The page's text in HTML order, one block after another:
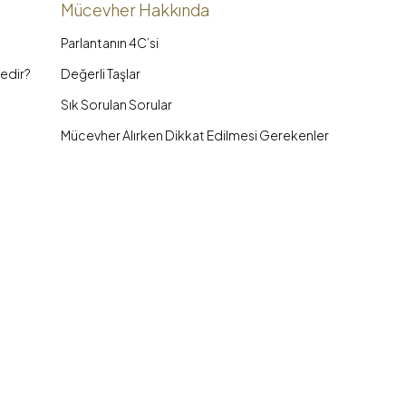
Mücevher Hakkında
Parlantanın 4C’si
Değerli Taşlar
Sık Sorulan Sorular
Mücevher Alırken Dikkat Edilmesi Gerekenler